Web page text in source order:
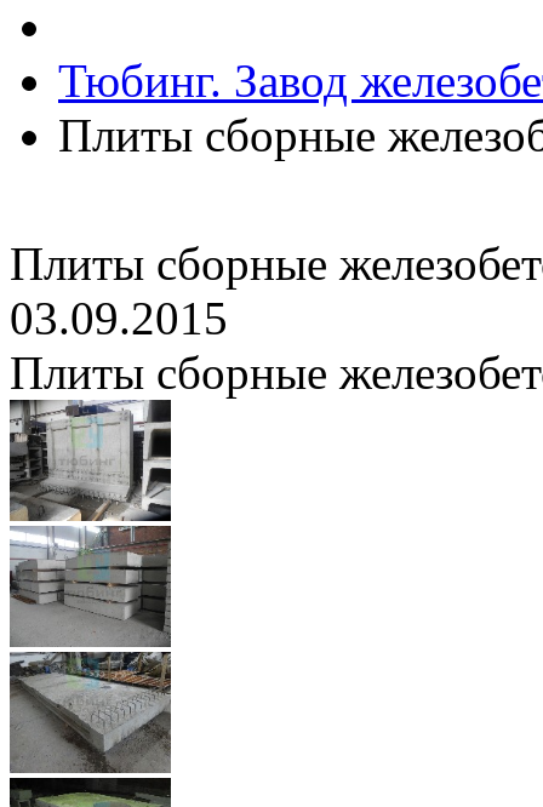
Тюбинг. Завод
Плиты сборные
Плиты сборные
03.09.2015
Плиты сборные